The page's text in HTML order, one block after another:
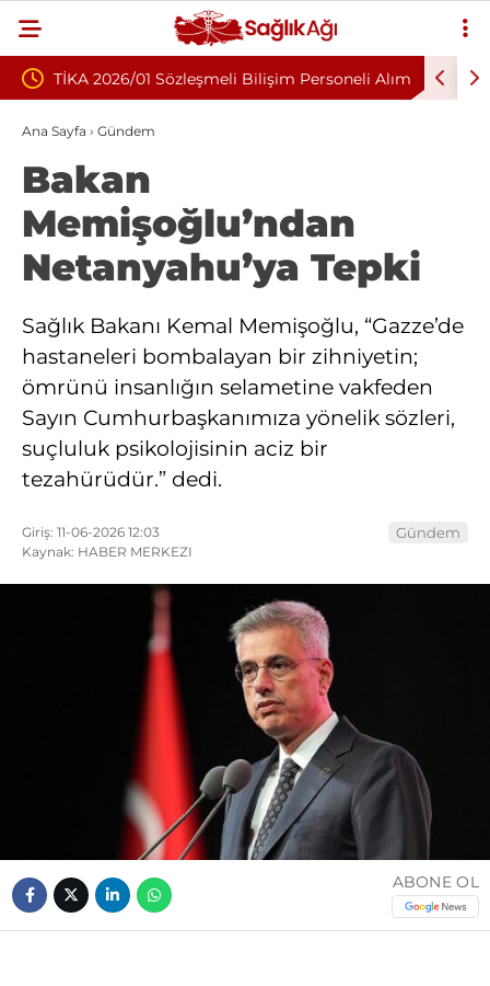
Bilişim Personeli Alım Nükleoplasti mi, Ameliyat mı?
Ana Sayfa › Gündem
Bakan
Memişoğlu’ndan
Netanyahu’ya Tepki
Sağlık Bakanı Kemal Memişoğlu, “Gazze’de
hastaneleri bombalayan bir zihniyetin;
ömrünü insanlığın selametine vakfeden
Sayın Cumhurbaşkanımıza yönelik sözleri,
suçluluk psikolojisinin aciz bir
tezahürüdür.” dedi.
Giriş: 11-06-2026 12:03
Kaynak: HABER MERKEZI
Gündem
ABONE OL